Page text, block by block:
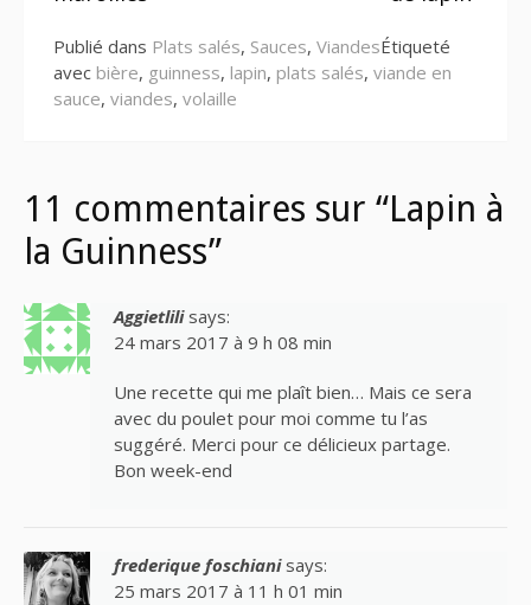
Publié dans Plats salés, Sauces, ViandesÉtiqueté
avec bière, guinness, lapin, plats salés, viande en
sauce, viandes, volaille
11 commentaires sur “Lapin à
la Guinness”
Aggietlili says:
24 mars 2017 à 9 h 08 min
Une recette qui me plaît bien… Mais ce sera
avec du poulet pour moi comme tu l’as
suggéré. Merci pour ce délicieux partage.
Bon week-end
frederique foschiani says:
25 mars 2017 à 11 h 01 min